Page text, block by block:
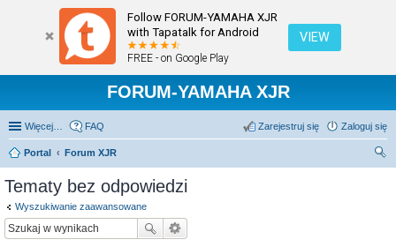
Follow FORUM-YAMAHA XJR
with Tapatalk for Android
FREE - on Google Play
VIEW
FORUM-YAMAHA XJR
Więcej… FAQ Zaloguj się
Zarejestruj się
Portal
Forum XJR
Tematy bez odpowiedzi
Wyszukiwanie zaawansowane